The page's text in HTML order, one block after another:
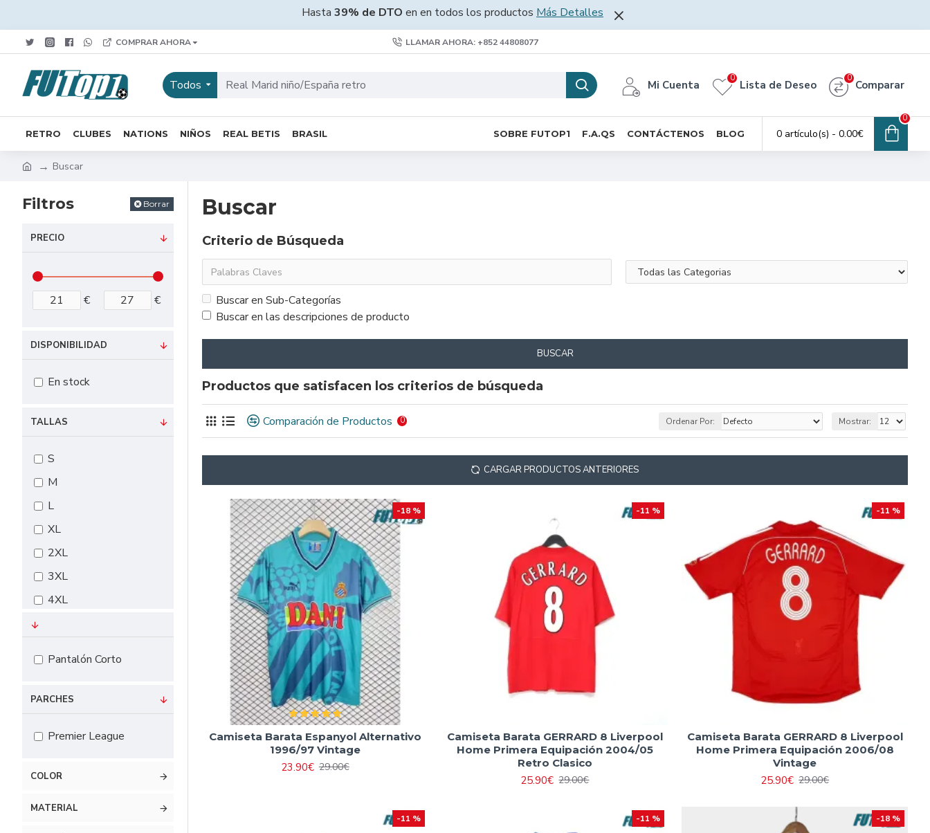
Hasta 39% de DTO en en todos los productos Más Detalles
COMPRAR AHORA LLAMAR AHORA: +852 44808077
Todos Mi Cuenta Lista de Deseo
0
Comparar
0
RETRO CLUBES NATIONS NIÑOS REAL BETIS BRASIL SOBRE FUTOP1 F.A.QS CONTÁCTENOS BLOG 0 artículo(s) - 0.00€
0
Buscar
Filtros Borrar
PRECIO
€ €
COLOR
MATERIAL
TALLAS
S
M
L
XL
2XL
3XL
4XL
#22 125cm-135cm
#24 135cm-145cm
#26 145cm-155cm
Pantalón Corto
PARCHES
Premier League
DISPONIBILIDAD
En stock
Buscar
Criterio de Búsqueda
Buscar en Sub-Categorías
Buscar en las descripciones de producto
BUSCAR
Productos que satisfacen los criterios de búsqueda
Comparación de Productos 0 Ordenar Por: Mostrar:
CARGAR PRODUCTOS ANTERIORES
-18 %
Camiseta Barata Espanyol Alternativo
1996/97 Vintage
23.90€ 29.00€
-11 %
Camiseta Barata GERRARD 8 Liverpool
Home Primera Equipación 2004/05
Retro Clasico
25.90€ 29.00€
-11 %
Camiseta Barata GERRARD 8 Liverpool
Home Primera Equipación 2006/08
Vintage
25.90€ 29.00€
-11 % -11 % -18 %